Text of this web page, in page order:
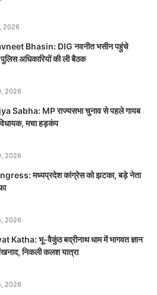
2026
Bhasin: DIG नवनीत भसीन पहुंचे
अधिकारियों की ली बैठक
2026
Sabha: MP राज्यसभा चुनाव से पहले गायब
मचा हड़कंप
2026
मध्यप्रदेश कांग्रेस को झटका, बड़े नेता
2026
Katha: भू-वैकुंठ बद्रीनाथ धाम में भागवत ज्ञान
निकली कलश यात्रा
2026